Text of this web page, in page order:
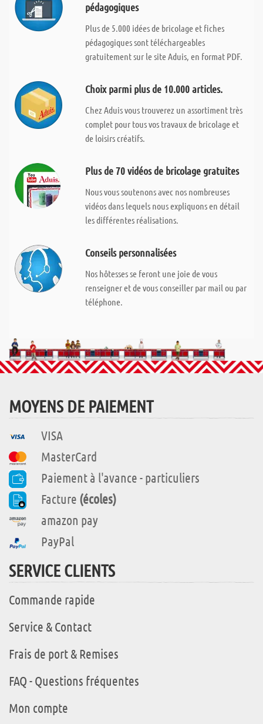
pédagogiques
Plus de 5.000 idées de bricolage et fiches
pédagogiques sont téléchargeables
gratuitement sur le site Aduis, en format PDF.
Choix parmi plus de 10.000 articles.
Chez Aduis vous trouverez un assortiment très
complet pour tous vos travaux de bricolage et
de loisirs créatifs.
Plus de 70 vidéos de bricolage gratuites
Nous vous soutenons avec nos nombreuses
vidéos dans lequels nous expliquons en détail
les différentes réalisations.
Conseils personnalisées
Nos hôtesses se feront une joie de vous
renseigner et de vous conseiller par mail ou par
téléphone.
MOYENS DE PAIEMENT
VISA
MasterCard
Paiement à l'avance - particuliers
Facture (écoles)
amazon pay
PayPal
SERVICE CLIENTS
Commande rapide
Service & Contact
Frais de port & Remises
FAQ - Questions fréquentes
Mon compte